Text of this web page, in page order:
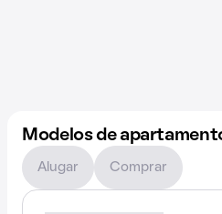
Modelos de
Alugar Comprar